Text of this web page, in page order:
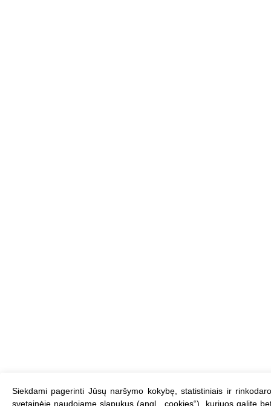
Siekdami pagerinti Jūsų naršymo kokybę, statistiniais ir
svetainėje naudojame slapukus (angl. „cookies“), kuriuos galite